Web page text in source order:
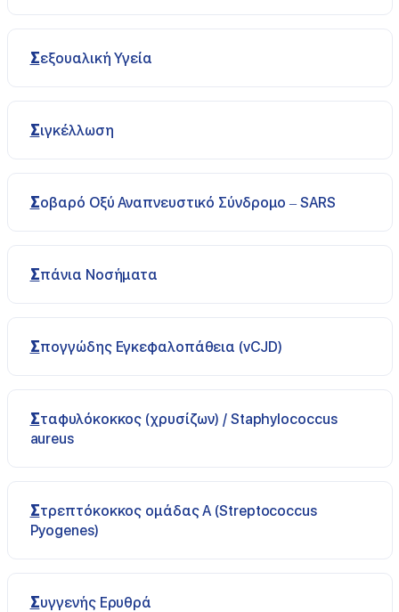
Σεξουαλική Υγεία
Σιγκέλλωση
Σοβαρό Οξύ Αναπνευστικό Σύνδρομο – SARS
Σπάνια Νοσήματα
Σπογγώδης Εγκεφαλοπάθεια (vCJD)
Σταφυλόκοκκος (χρυσίζων) / Staphylococcus
aureus
Στρεπτόκοκκος ομάδας Α (Streptococcus
Pyogenes)
Συγγενής Ερυθρά